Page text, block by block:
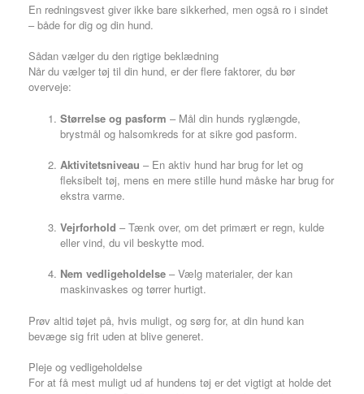
En redningsvest giver ikke bare sikkerhed, men også ro i sindet
– både for dig og din hund.
Sådan vælger du den rigtige beklædning
Når du vælger tøj til din hund, er der flere faktorer, du bør
overveje:
Størrelse og pasform – Mål din hunds ryglængde,
brystmål og halsomkreds for at sikre god pasform.
Aktivitetsniveau – En aktiv hund har brug for let og
fleksibelt tøj, mens en mere stille hund måske har brug for
ekstra varme.
Vejrforhold – Tænk over, om det primært er regn, kulde
eller vind, du vil beskytte mod.
Nem vedligeholdelse – Vælg materialer, der kan
maskinvaskes og tørrer hurtigt.
Prøv altid tøjet på, hvis muligt, og sørg for, at din hund kan
bevæge sig frit uden at blive generet.
Pleje og vedligeholdelse
For at få mest muligt ud af hundens tøj er det vigtigt at holde det